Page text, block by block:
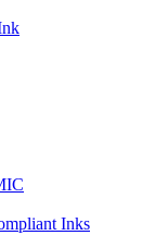
Inks